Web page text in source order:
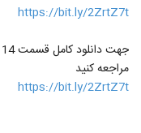
https://bit.ly/2ZrtZ7t
مراجعه کنید
https://bit.ly/2ZrtZ7t